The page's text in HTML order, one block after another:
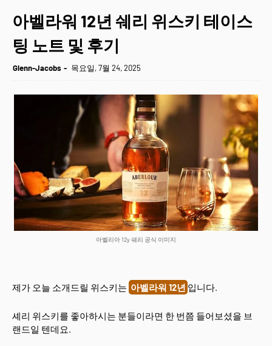
아벨라워 12년 쉐리 위스키 테이스
팅 노트 및 후기
Glenn-Jacobs 목요일, 7월 24, 2025
아벨리아 12y 쉐리 공식 이미지
제가 오늘 소개드릴 위스키는 아벨라워 12년 입니다.
셰리 위스키를 좋아하시는 분들이라면 한 번쯤 들어보셨을 브
랜드일 텐데요.